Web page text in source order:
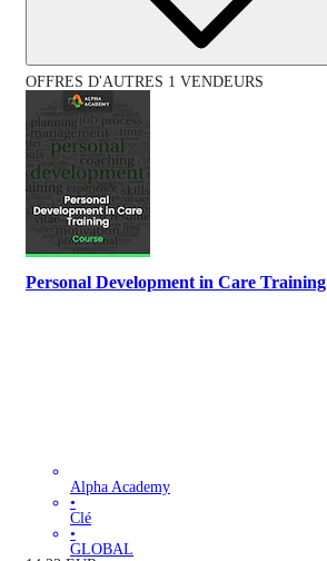
OFFRES D'AUTRES 1 VENDEURS
Personal Development in Care Training
Alpha Academy
•
Clé
•
GLOBAL